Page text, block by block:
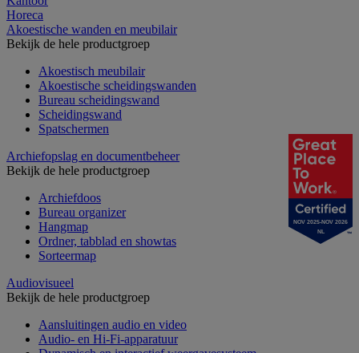
Horeca
Akoestische wanden en meubilair
Bekijk de hele productgroep
Akoestisch meubilair
Akoestische scheidingswanden
Bureau scheidingswand
Scheidingswand
Spatschermen
Archiefopslag en documentbeheer
Bekijk de hele productgroep
Archiefdoos
Bureau organizer
Hangmap
Ordner, tabblad en showtas
Sorteermap
Audiovisueel
Bekijk de hele productgroep
Aansluitingen audio en video
Audio- en Hi-Fi-apparatuur
NOV 2025-NOV 2026
NL